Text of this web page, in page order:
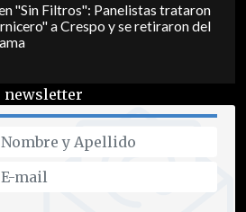
"Sin Filtros": Panelistas trataron
a Crespo y se retiraron del
newsletter